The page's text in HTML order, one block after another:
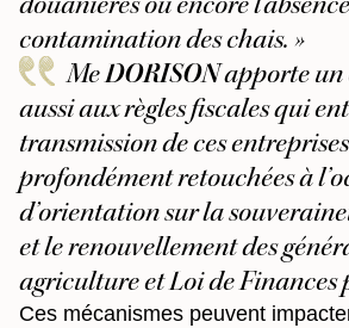
contamination des chais. »
MeDORISONapporte un
aussi aux règles fiscales qui
transmission de ces
profondément retouchées à
d’orientation sur la
et le renouvellement des
agriculture et Loi de Finances
Ces mécanismes peuvent